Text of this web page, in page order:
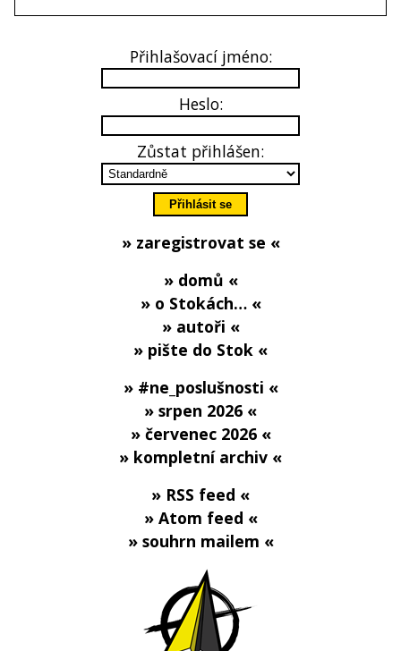
Přihlašovací jméno:
Heslo:
Zůstat přihlášen:
» zaregistrovat se «
» domů «
» o Stokách… «
» autoři «
» pište do Stok «
» #ne_poslušnosti «
» srpen 2026 «
» červenec 2026 «
» kompletní archiv «
» RSS feed «
» Atom feed «
» souhrn mailem «